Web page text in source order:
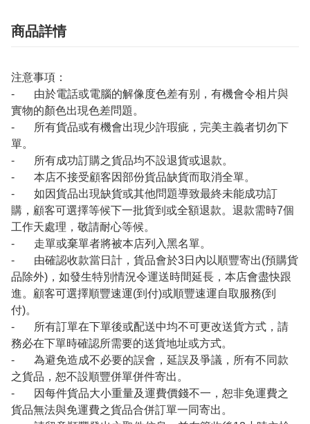
商品詳情
注意事項：
- 由於電話或電腦的解像度色差有别，有機會令相片與
實物的顏色出現色差問題。
- 所有貨品或有機會出現少許瑕疵，完美主義者切勿下
單。
- 所有成功訂購之貨品均不設退貨或退款。
- 本店不接受顧客因部份貨品缺貨而取消全單。
- 如因貨品出現缺貨或其他問題導致最終未能成功訂
購，顧客可選擇等候下一批貨到或全額退款。退款需時7個
工作天處理，敬請耐心等候。
- 走單或棄單者將被本店列入黑名單。
- 由確認收款當日計，貨品會於3日內以順豐寄出(預購貨
品除外)，如發生特別情況令運送時間延長，本店會盡快跟
進。顧客可選擇順豐速運(到付)或順豐速運自取服務(到
付)。
- 所有訂單在下單後或配送中均不可更改送貨方式，請
務必在下單時確認所需要的送貨地址或方式。
- 為避免造成不必要的誤會，延誤及爭議，所有不同款
之貨品，恕不設順豐併單併件寄出。
- 因每件貨品大小重量及運費價錢不一，恕非免運費之
貨品無法與免運費之貨品合併訂單一同寄出。